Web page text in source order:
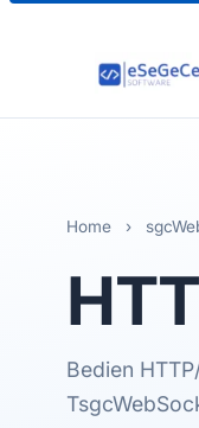
Home ›
Bedien